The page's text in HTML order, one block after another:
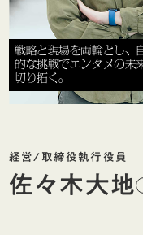
戦略と現場を両輪とし、
的な挑戦でエンタメの未
切り拓く。
経営/取締役執行役員
佐々木大地